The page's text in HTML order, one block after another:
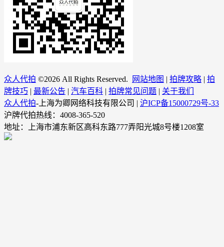
众人代拍 ©2026 All Rights Reserved. 网站地图 | 拍牌攻略 | 拍
牌技巧 | 最新公告 | 汽车百科 | 拍牌常见问题 | 关于我们
众人代拍-上海为卿网络科技有限公司 | 沪ICP备15000729号-33
沪牌代拍热线：4008-365-520
地址：上海市浦东新区高科东路777弄阳光城8号楼1208室